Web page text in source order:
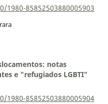
85852503880005903
notas
e "refugiados LGBTI"
85852503880005904